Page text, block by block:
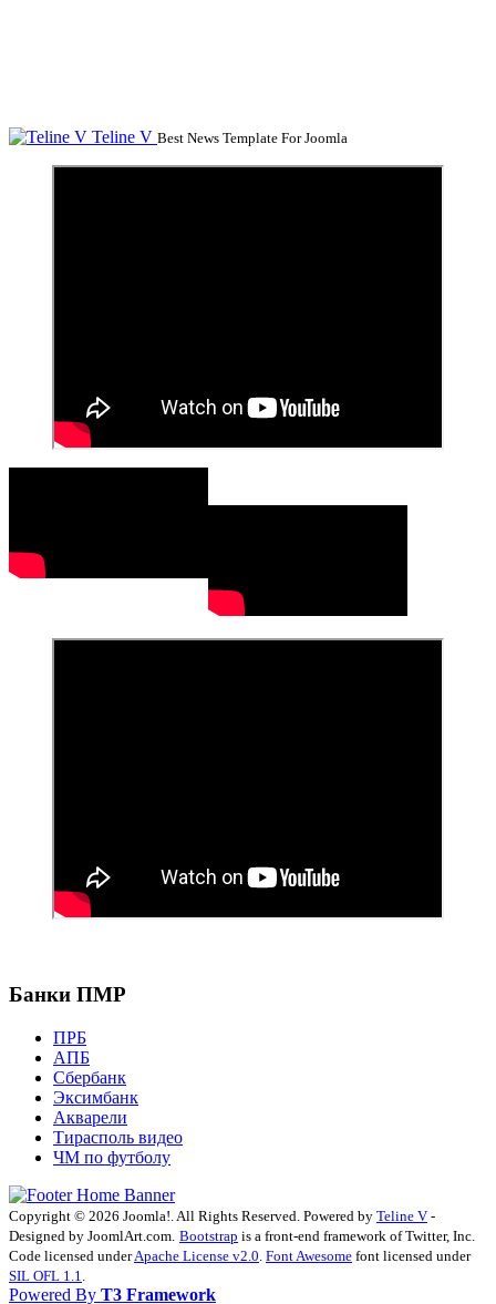
Teline V Best News Template For Joomla
Банки ПМР
ПРБ
АПБ
Сбербанк
Эксимбанк
Акварели
Тирасполь видео
ЧМ по футболу
Copyright © 2026 Joomla!. All Rights Reserved. Powered by Teline V -
Designed by JoomlArt.com. Bootstrap is a front-end framework of Twitter, Inc.
Code licensed underApache License v2.0 Font Awesome font licensed under
SIL OFL 1.1
Powered By T3 Framework